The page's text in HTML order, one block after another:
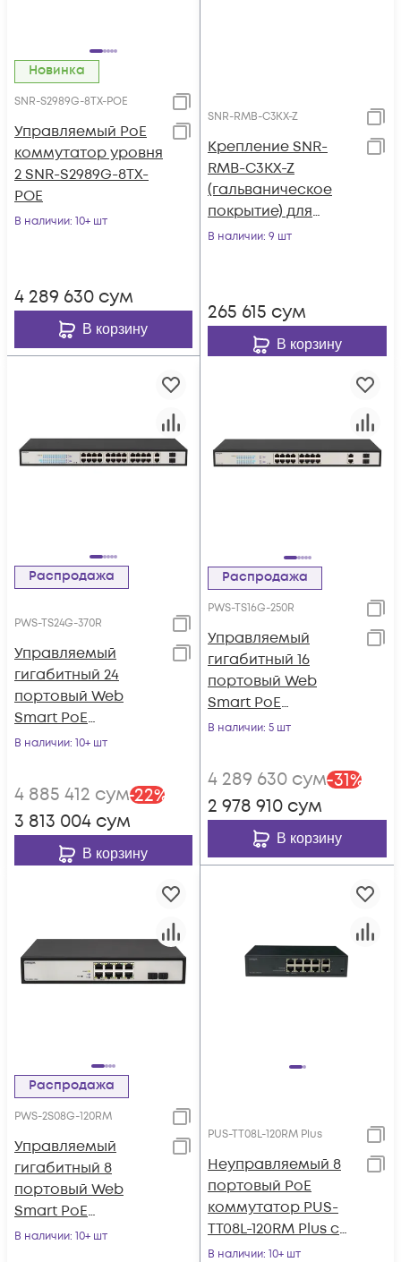
Новинка
SNR-S2989G-8TX-POE
Управляемый PoE
коммутатор уровня
2 SNR-S2989G-8TX-
POE
В наличии: 10+ шт
4 289 630 сум
В корзину
SNR-RMB-C3KX-Z
Крепление SNR-
RMB-C3KX-Z
(гальваническое
покрытие) для
коммутаторов
В наличии: 9 шт
265 615 сум
В корзину
Распродажа
PWS-TS24G-370R
Управляемый
гигабитный 24
портовый Web
Smart PoE
коммутатор
В наличии: 10+ шт
4 885 412 сум-22%
3 813 004 сум
В корзину
Распродажа
PWS-TS16G-250R
Управляемый
гигабитный 16
портовый Web
Smart PoE
коммутатор
В наличии: 5 шт
4 289 630 сум-31%
2 978 910 сум
В корзину
Распродажа
PWS-2S08G-120RM
Управляемый
гигабитный 8
портовый Web
Smart PoE
коммутатор
В наличии: 10+ шт
PUS-TT08L-120RM Plus
Неуправляемый 8
портовый PoE
коммутатор PUS-
TT08L-120RM Plus с
изоляцией портов и
В наличии: 10+ шт